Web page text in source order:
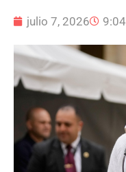
julio 7, 2026